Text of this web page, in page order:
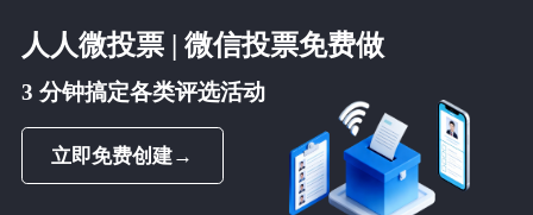
人人微投票 | 微信投票免费做
3 分钟搞定各类评选活动
立即免费创建→